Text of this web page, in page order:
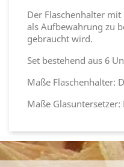
Der Flaschenhalter
als Aufbewahrung zu
gebraucht wird.
Set bestehend aus 6
Maße Flaschenhalter:
Maße Glasuntersetzer: